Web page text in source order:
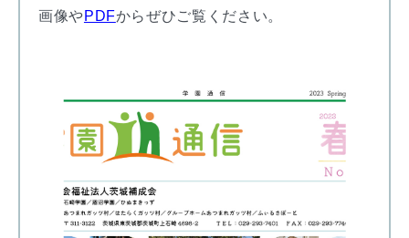
画像やPDFからぜひご覧ください。